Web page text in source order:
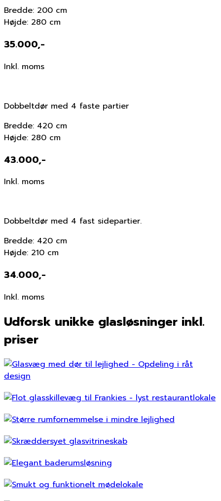
Bredde: 200 cm
Højde: 280 cm
35.000,-
Inkl. moms
Dobbeltdør med 4 faste partier
Bredde: 420 cm
Højde: 280 cm
43.000,-
Inkl. moms
Dobbeltdør med 4 fast sidepartier.
Bredde: 420 cm
Højde: 210 cm
34.000,-
Inkl. moms
Udforsk unikke glasløsninger inkl.
priser